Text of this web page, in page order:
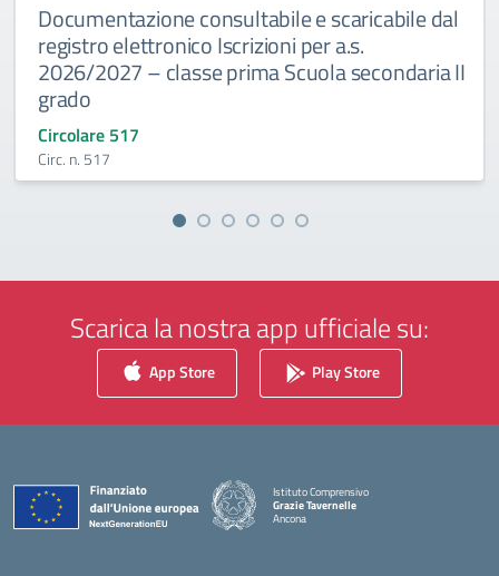
Documentazione consultabile e scaricabile dal
registro elettronico Iscrizioni per a.s.
2026/2027 – classe prima Scuola secondaria II
grado
Circolare 517
Circ. n. 517
Scarica la nostra app ufficiale su:
App Store Play Store
Istituto Comprensivo
Grazie Tavernelle
Ancona